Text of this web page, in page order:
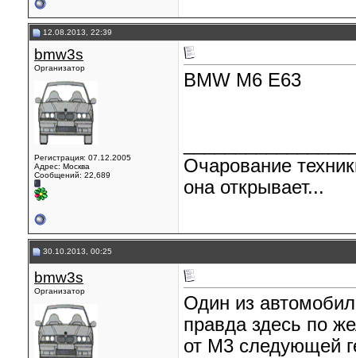
12.08.2013, 22:39
bmw3s
Организатор
Регистрация: 07.12.2005
Адрес: Москва
Сообщений: 22,689
BMW M6 E63
Очарование
она открывает...
30.10.2013, 00:25
bmw3s
Организатор
Один из
правда здесь по
от М3 следующей